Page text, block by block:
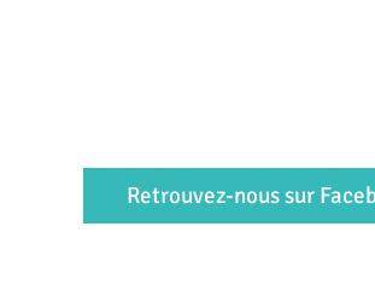
Retrouvez-nous sur